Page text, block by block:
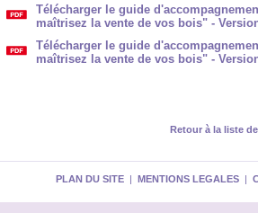
Télécharger le guide
maîtrisez la vente de vos bois" -
Télécharger le guide
maîtrisez la vente de vos bois" -
Retour à la liste
PLAN DU SITE | MENTIONS LEGALES |